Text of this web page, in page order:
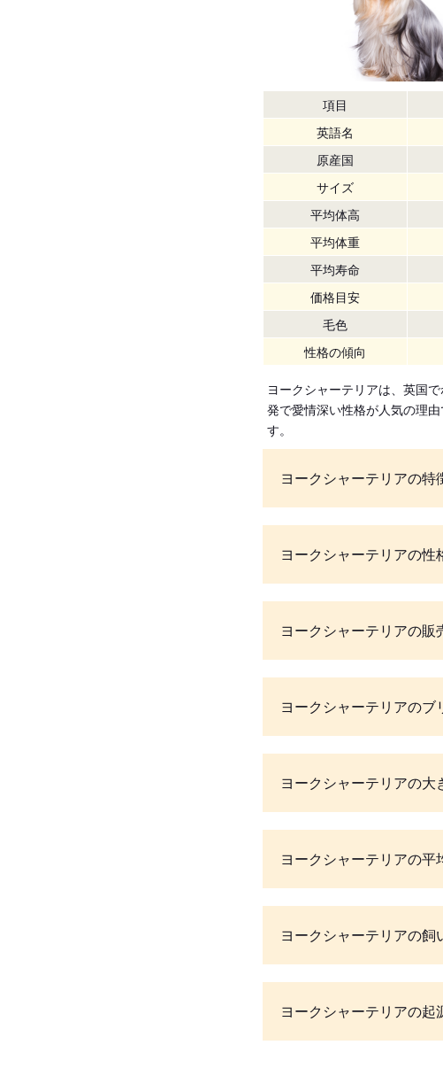
項目
英語名
原産国
サイズ
平均体高
平均体重
平均寿命
価格目安
毛色
性格の傾向
ヨークシャーテリアは、英国
発で愛情深い性格が人気の理
す。
ヨークシャーテリアの特
ヨークシャーテリアの性
ヨークシャーテリアの販
ヨークシャーテリアのブ
ヨークシャーテリアの大
ヨークシャーテリアの
ヨークシャーテリアの飼
ヨークシャーテリアの起